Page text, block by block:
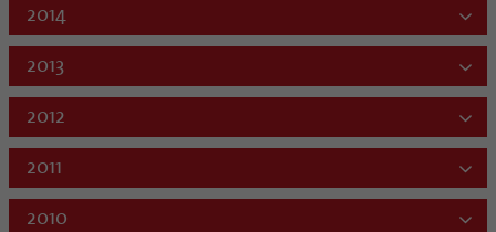
2014
2013
2012
2011
2010